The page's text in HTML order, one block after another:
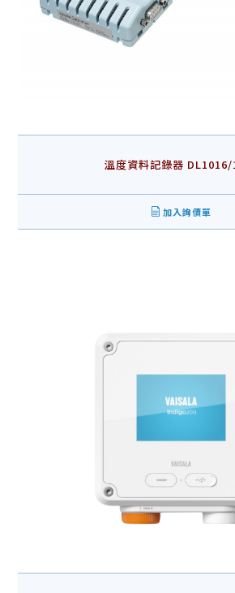
溫度資料記錄器 DL1016/
加入詢價單